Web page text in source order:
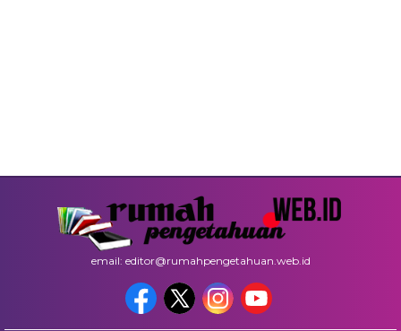
email: editor@rumahpengetahuan.web.id